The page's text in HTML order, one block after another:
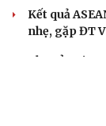
Kết quả
nhẹ, gặp ĐT
Cha của